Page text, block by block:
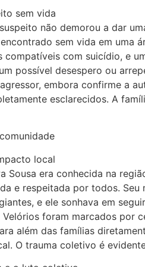
sem vida
não demorou a dar
sem vida em uma
compatíveis com suicídio, e
possível desespero ou
embora confirme a
esclarecidos. A
local
Sousa era conhecida na
e respeitada por todos.
e ele sonhava em
foram marcados por
além das famílias
O trauma coletivo é